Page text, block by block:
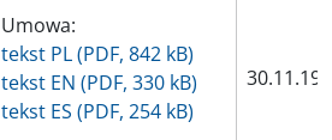
Umowa:
tekst PL (PDF, 842 kB)
tekst EN (PDF, 330 kB)
tekst ES (PDF, 254 kB)